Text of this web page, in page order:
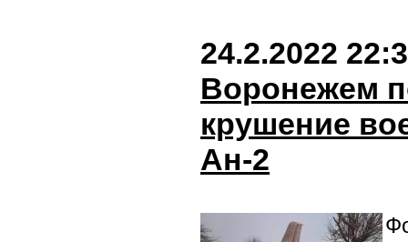
24.2.2022
Воронежем
крушение
Ан-2